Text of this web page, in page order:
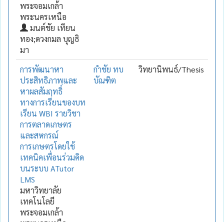
พระจอมเกล้า
พระนครเหนือ
มนต์ชัย เทียน
ทอง;ดวงกมล บุญธิ
มา
การพัฒนาหา
ประสิทธิภาพและ
หาผลสัมฤทธิ์
ทางการเรียนของบท
เรียน WBI รายวิชา
การตลาดเกษตร
และสหกรณ์
การเกษตรโดยใช้
เทคนิคเพื่อนร่วมคิด
บนระบบ ATutor
LMS
มหาวิทยาลัย
เทคโนโลยี
พระจอมเกล้า
กำชัย ทบ
บัณฑิต
วิทยานิพนธ์/Thesis